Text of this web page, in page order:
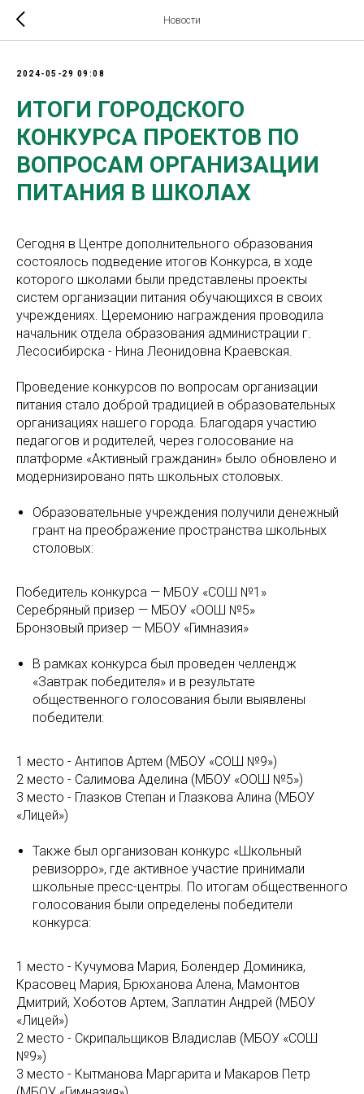
Новости
2024-05-29 09:08
ИТОГИ ГОРОДСКОГО
КОНКУРСА ПРОЕКТОВ ПО
ВОПРОСАМ ОРГАНИЗАЦИИ
ПИТАНИЯ В ШКОЛАХ
Сегодня в Центре дополнительного образования
состоялось подведение итогов Конкурса, в ходе
которого школами были представлены проекты
систем организации питания обучающихся в своих
учреждениях. Церемонию награждения проводила
начальник отдела образования администрации г.
Лесосибирска - Нина Леонидовна Краевская.
Проведение конкурсов по вопросам организации
питания стало доброй традицией в образовательных
организациях нашего города. Благодаря участию
педагогов и родителей, через голосование на
платформе «Активный гражданин» было обновлено и
модернизировано пять школьных столовых.
Образовательные учреждения получили денежный
грант на преображение пространства школьных
столовых:
Победитель конкурса — МБОУ «СОШ №1»
Серебряный призер — МБОУ «ООШ №5»
Бронзовый призер — МБОУ «Гимназия»
В рамках конкурса был проведен челлендж
«Завтрак победителя» и в результате
общественного голосования были выявлены
победители:
1 место - Антипов Артем (МБОУ «СОШ №9»)
2 место - Салимова Аделина (МБОУ «ООШ №5»)
3 место - Глазков Степан и Глазкова Алина (МБОУ
«Лицей»)
Также был организован конкурс «Школьный
ревизорро», где активное участие принимали
школьные пресс-центры. По итогам общественного
голосования были определены победители
конкурса:
1 место - Кучумова Мария, Болендер Доминика,
Красовец Мария, Брюханова Алена, Мамонтов
Дмитрий, Хоботов Артем, Заплатин Андрей (МБОУ
«Лицей»)
2 место - Скрипальщиков Владислав (МБОУ «СОШ
№9»)
3 место - Кытманова Маргарита и Макаров Петр